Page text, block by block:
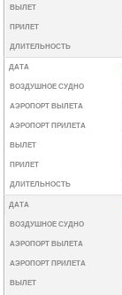
ВЫЛЕТ
ПРИЛЕТ
ДЛИТЕЛЬНОСТЬ
ДАТА
ВОЗДУШНОЕ СУДНО
АЭРОПОРТ ВЫЛЕТА
АЭРОПОРТ ПРИЛЕТА
ВЫЛЕТ
ПРИЛЕТ
ДЛИТЕЛЬНОСТЬ
ДАТА
ВОЗДУШНОЕ СУДНО
АЭРОПОРТ ВЫЛЕТА
АЭРОПОРТ ПРИЛЕТА
ВЫЛЕТ